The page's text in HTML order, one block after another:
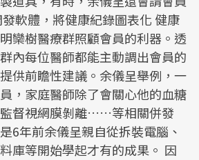
軟體，將健康紀錄圖表化 健康
欒樹醫療群照顧會員的利器。透
內每位醫師都能主動調出會員的
供前瞻性建議。余儀呈舉例，一
，家庭醫師除了會關心他的血糖
督視網膜剝離……等相關併發
6年前余儀呈親自從拆裝電腦、
庫等開始學起才有的成果。 因